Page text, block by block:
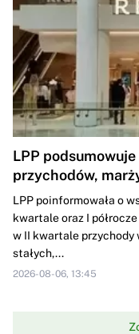
LPP
przychodów,
LPP poinformowała o
kwartale oraz I
w II kwartale przychody
stałych,...
2026-08-06, 13:45